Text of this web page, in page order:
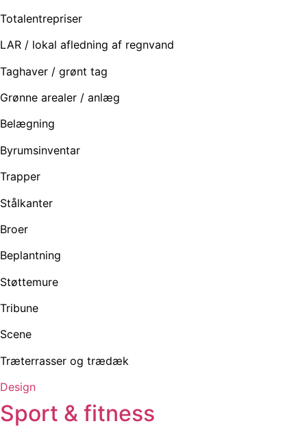
Totalentrepriser
LAR / lokal afledning af regnvand
Taghaver / grønt tag
Grønne arealer / anlæg
Belægning
Byrumsinventar
Trapper
Stålkanter
Broer
Beplantning
Støttemure
Tribune
Scene
Træterrasser og trædæk
Design
Sport & fitness